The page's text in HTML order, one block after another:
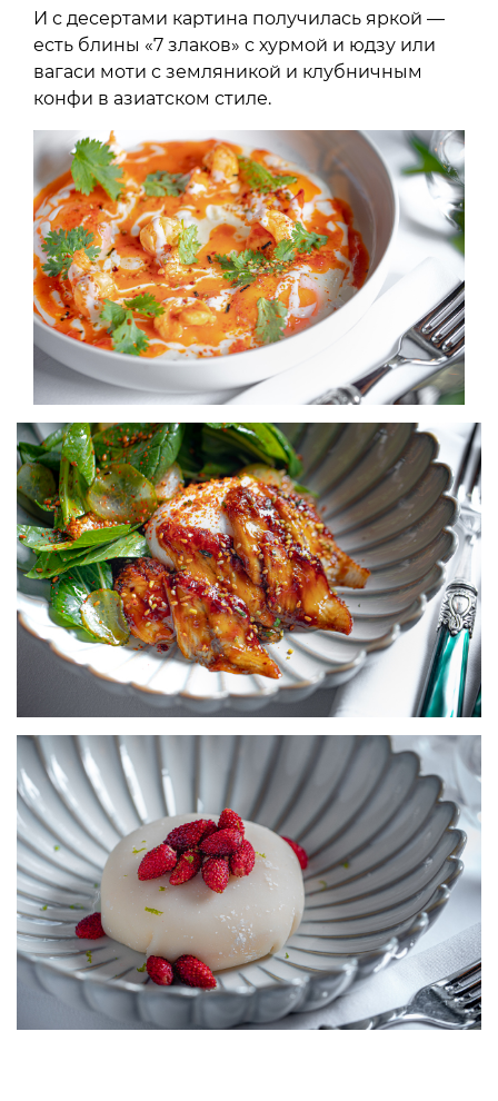
И с десертами картина получилась яркой —
есть блины «7 злаков» с хурмой и юдзу или
вагаси моти с земляникой и клубничным
конфи в азиатском стиле.